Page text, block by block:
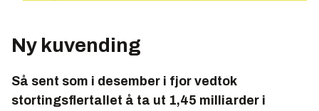
Ny kuvending
Så sent som i desember i fjor vedtok
stortingsflertallet å ta ut 1,45 milliarder i